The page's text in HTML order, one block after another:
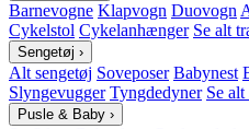
Barnevogne Klapvogn Duovogn
Cykelstol Cykelanhænger Se alt
Sengetøj ›
Alt sengetøj Soveposer Babynest
Slyngevugger Tyngdedyner Se
Pusle & Baby ›